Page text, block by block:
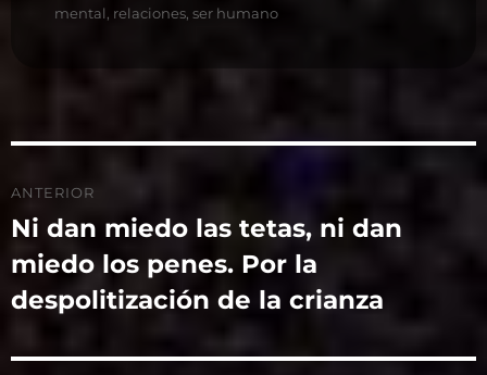
mental, relaciones ser humano
Navegación
de
entradas
ANTERIOR
Entrada
anterior:
Ni dan miedo las tetas, ni dan
miedo los penes. Por la
despolitización de la crianza